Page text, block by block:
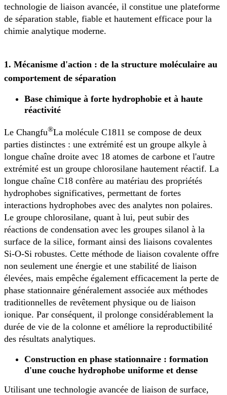
technologie de liaison avancée, il constitue une plateforme
de séparation stable, fiable et hautement efficace pour la
chimie analytique moderne.
1. Mécanisme d'action : de la structure moléculaire au
comportement de séparation
Base chimique à forte hydrophobie et à haute
réactivité
Le Changfu®La molécule C1811 se compose de deux
parties distinctes : une extrémité est un groupe alkyle à
longue chaîne droite avec 18 atomes de carbone et l'autre
extrémité est un groupe chlorosilane hautement réactif. La
longue chaîne C18 confère au matériau des propriétés
hydrophobes significatives, permettant de fortes
interactions hydrophobes avec des analytes non polaires.
Le groupe chlorosilane, quant à lui, peut subir des
réactions de condensation avec les groupes silanol à la
surface de la silice, formant ainsi des liaisons covalentes
Si-O-Si robustes. Cette méthode de liaison covalente offre
non seulement une énergie et une stabilité de liaison
élevées, mais empêche également efficacement la perte de
phase stationnaire généralement associée aux méthodes
traditionnelles de revêtement physique ou de liaison
ionique. Par conséquent, il prolonge considérablement la
durée de vie de la colonne et améliore la reproductibilité
des résultats analytiques.
Construction en phase stationnaire : formation
d'une couche hydrophobe uniforme et dense
Utilisant une technologie avancée de liaison de surface,